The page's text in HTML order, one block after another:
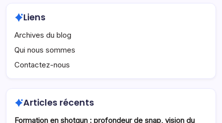
Liens
Archives du blog
Qui nous sommes
Contactez-nous
Articles récents
Formation en shotgun : profondeur de snap, vision du